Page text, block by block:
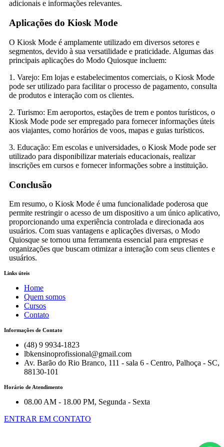
adicionais e informações relevantes.
Aplicações do Kiosk Mode
O Kiosk Mode é amplamente utilizado em diversos setores e
segmentos, devido à sua versatilidade e praticidade. Algumas das
principais aplicações do Modo Quiosque incluem:
1. Varejo: Em lojas e estabelecimentos comerciais, o Kiosk Mode
pode ser utilizado para facilitar o processo de pagamento, consulta
de produtos e interação com os clientes.
2. Turismo: Em aeroportos, estações de trem e pontos turísticos, o
Kiosk Mode pode ser empregado para fornecer informações úteis
aos viajantes, como horários de voos, mapas e guias turísticos.
3. Educação: Em escolas e universidades, o Kiosk Mode pode ser
utilizado para disponibilizar materiais educacionais, realizar
inscrições em cursos e fornecer informações sobre a instituição.
Conclusão
Em resumo, o Kiosk Mode é uma funcionalidade poderosa que
permite restringir o acesso de um dispositivo a um único aplicativo,
proporcionando uma experiência controlada e direcionada aos
usuários. Com suas vantagens e aplicações diversas, o Modo
Quiosque se tornou uma ferramenta essencial para empresas e
organizações que buscam otimizar a interação com seus clientes e
usuários.
Links úteis
Home
Quem somos
Cursos
Contato
Informações de Contato
(48) 9 9934-1823
lbkensinoprofissional@gmail.com
Av. Barão do Rio Branco, 111 - sala 6 - Centro, Palhoça - SC,
88130-101
Horário de Atendimento
08.00 AM - 18.00 PM, Segunda - Sexta
ENTRAR EM CONTATO